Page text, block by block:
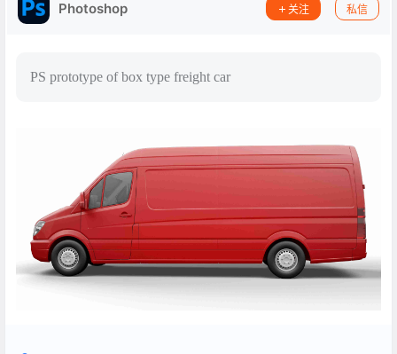
Photoshop 关注 私信
PS prototype of box type freight car